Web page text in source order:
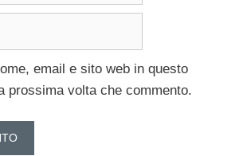
email e sito web in questo
prossima volta che commento.